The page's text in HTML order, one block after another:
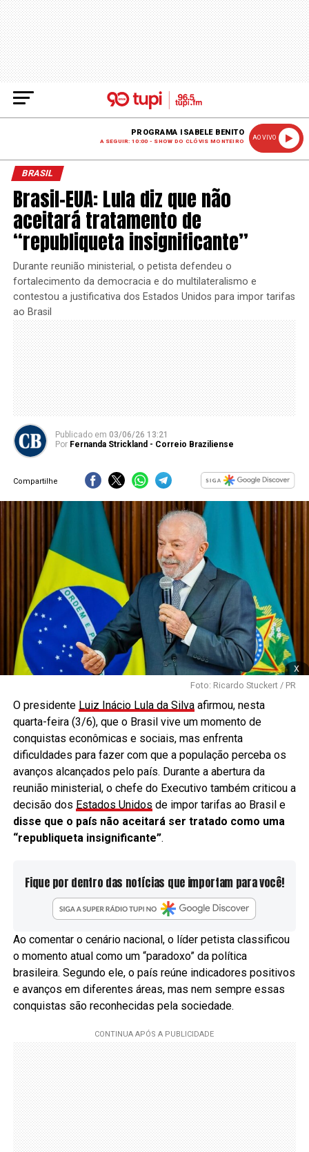
PROGRAMA ISABELE BENITO
A SEGUIR: 10:00 - SHOW DO CLÓVIS MONTEIRO
AO VIVO
BRASIL
Brasil-EUA: Lula diz que não
aceitará tratamento de
“republiqueta insignificante”
Durante reunião ministerial, o petista defendeu o
fortalecimento da democracia e do multilateralismo e
contestou a justificativa dos Estados Unidos para impor tarifas
ao Brasil
Publicado em 03/06/26 13:21
Por Fernanda Strickland - Correio Braziliense
Compartilhe
x
Foto: Ricardo Stuckert / PR
O presidente Luiz Inácio Lula da Silvaafirmou, nesta
quarta-feira (3/6), que o Brasil vive um momento de
conquistas econômicas e sociais, mas enfrenta
dificuldades para fazer com que a população perceba os
avanços alcançados pelo país. Durante a abertura da
reunião ministerial, o chefe do Executivo também criticou a
decisão dos Estados Unidos de impor tarifas ao Brasil e
disse que o país não aceitará ser tratado como uma
“republiqueta insignificante”.
Fique por dentro das notícias que importam para você!
Ao comentar o cenário nacional, o líder petista classificou
o momento atual como um “paradoxo” da política
brasileira. Segundo ele, o país reúne indicadores positivos
e avanços em diferentes áreas, mas nem sempre essas
conquistas são reconhecidas pela sociedade.